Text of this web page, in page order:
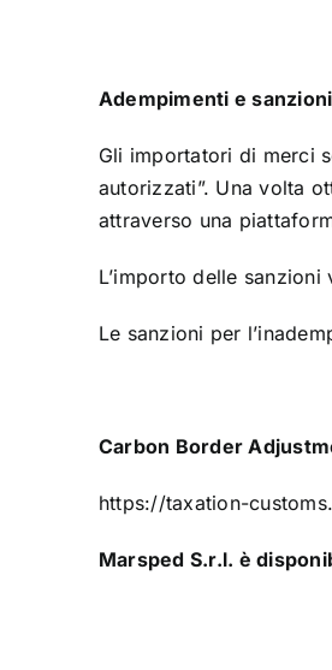
Adempimenti e
Gli importatori di merci
autorizzati”. Una volta
attraverso una
L’importo delle
Le sanzioni per
Carbon Border
https://taxation-
Marsped S.r.l. è